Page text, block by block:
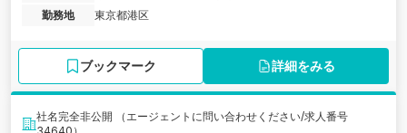
勤務地
東京都港区
ブックマーク 詳細をみる
社名完全非公開 （エージェントに問い合わせください/求人番号